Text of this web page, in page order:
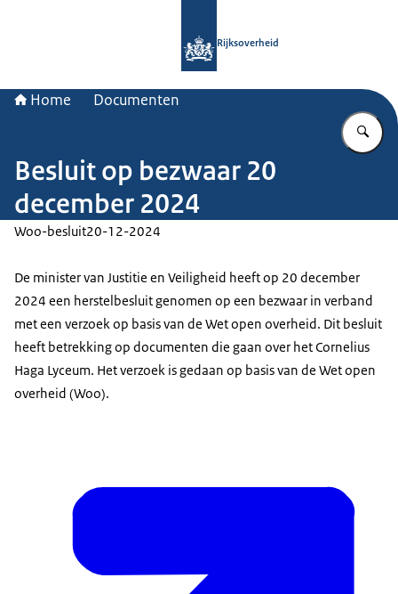
Rijksoverheid
Home Documenten
Besluit op bezwaar 20
december 2024
Woo-besluit20-12-2024
De minister van Justitie en Veiligheid heeft op 20 december
2024 een herstelbesluit genomen op een bezwaar in verband
met een verzoek op basis van de Wet open overheid. Dit besluit
heeft betrekking op documenten die gaan over het Cornelius
Haga Lyceum. Het verzoek is gedaan op basis van de Wet open
overheid (Woo).